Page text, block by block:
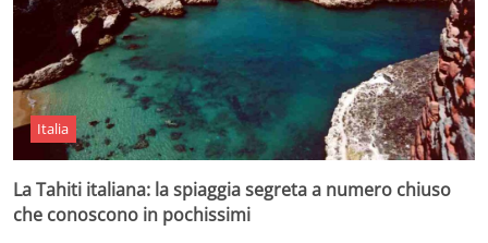
Italia
La Tahiti italiana: la spiaggia segreta a numero chiuso
che conoscono in pochissimi